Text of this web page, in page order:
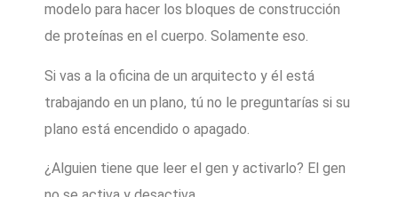
modelo para hacer los bloques de construcción
de proteínas en el cuerpo. Solamente eso.
Si vas a la oficina de un arquitecto y él está
trabajando en un plano, tú no le preguntarías si su
plano está encendido o apagado.
¿Alguien tiene que leer el gen y activarlo? El gen